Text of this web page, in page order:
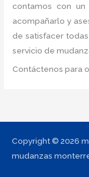
contamos con un
acompañarlo y
de satisfacer
servicio de
Contáctenos para
Copyright © 2026
mudanzas